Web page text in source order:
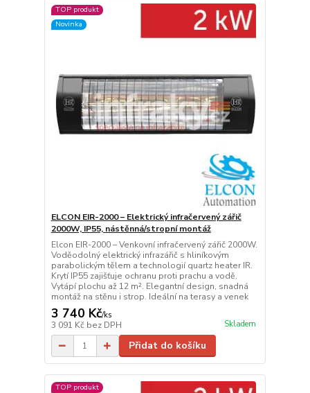
TOP produkt
Novinka
ELCON EIR-2000 – Elektrický infračervený zářič
2000W, IP55, nástěnná/stropní montáž
Elcon EIR-2000 – Venkovní infračervený zářič 2000W.
Voděodolný elektrický infrazářič s hliníkovým
parabolickým tělem a technologií quartz heater IR.
Krytí IP55 zajišťuje ochranu proti prachu a vodě.
Vytápí plochu až 12 m². Elegantní design, snadná
montáž na stěnu i strop. Ideální na terasy a venek
3 740 Kč/ks
3 091 Kč bez DPH Skladem
Přidat do košíku
TOP produkt